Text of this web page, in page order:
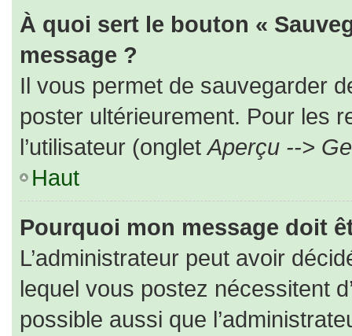
À quoi sert le bouton «
message ?
Il vous permet de sauvegarder
poster ultérieurement. Pour les
l’utilisateur (ongletAperçu -->
Haut
Pourquoi mon message doit
L’administrateur peut avoir
lequel vous postez nécessitent
possible aussi que